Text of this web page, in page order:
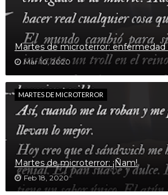
Martes de microterror:
Mar 10, 2020
MARTES DE MICROTERROR
Martes de microterror: ¡Ñam!
Feb 18, 2020